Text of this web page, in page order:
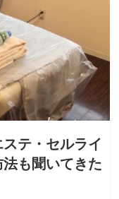
テ・セルライ
法も聞いてきた